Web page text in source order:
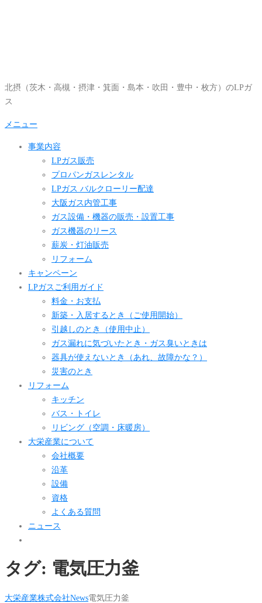
へ
ッ
北摂（茨木・高槻・摂津・箕面・島本・吹田・豊中・枚方）のLPガ
ス
メニュー
事業内容
LPガス販売
プロパンガスレンタル
LPガス バルクローリー配達
大阪ガス内管工事
ガス設備・機器の販売・設置工事
ガス機器のリース
薪炭・灯油販売
リフォーム
キャンペーン
LPガスご利用ガイド
料金・お支払
新築・入居するとき（ご使用開始）
引越しのとき（使用中止）
ガス漏れに気づいたとき・ガス臭いときは
器具が使えないとき（あれ、故障かな？）
災害のとき
リフォーム
キッチン
バス・トイレ
リビング（空調・床暖房）
大栄産業について
会社概要
沿革
設備
資格
よくある質問
ニュース
タグ: 電気圧力釜
大栄産業株式会社News電気圧力釜